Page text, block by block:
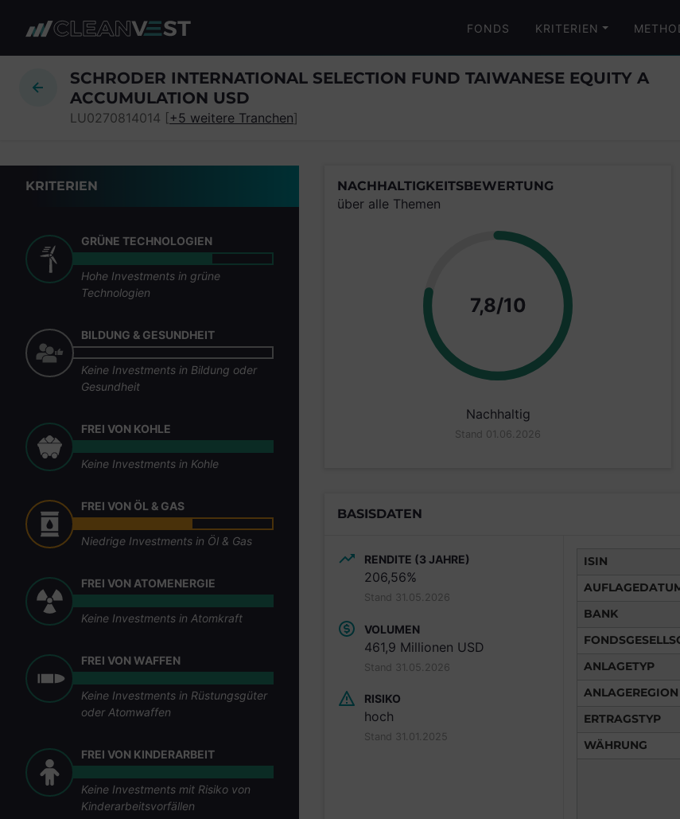
FONDS KRITERIEN
SCHRODER INTERNATIONAL SELECTION FUND TAIWANESE EQUITY A
ACCUMULATION USD
LU0270814014 [+5 weitere Tranchen]
KRITERIEN
GRÜNE TECHNOLOGIEN
Hohe Investments in grüne
Technologien
BILDUNG & GESUNDHEIT
Keine Investments in Bildung oder
Gesundheit
FREI VON KOHLE
Keine Investments in Kohle
FREI VON ÖL & GAS
Niedrige Investments in Öl & Gas
FREI VON ATOMENERGIE
Keine Investments in Atomkraft
FREI VON WAFFEN
Keine Investments in Rüstungsgüter
oder Atomwaffen
FREI VON KINDERARBEIT
Keine Investments mit Risiko von
Kinderarbeitsvorfällen
NACHHALTIGKEITSBEWERTUNG
über alle Themen
7,8/10 Punkte
Nachhaltig
Stand 01.06.2026
BASISDATEN
RENDITE (3 JAHRE)
206,56%
Stand 31.05.2026
VOLUMEN
461,9 Millionen USD
Stand 31.05.2026
RISIKO
hoch
Stand 31.01.2025
ISIN
BANK
ANLAGETYP
ANLAGEREGION
ERTRAGSTYP
WÄHRUNG